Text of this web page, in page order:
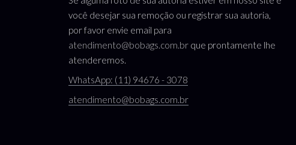
você desejar sua remoção ou registrar sua autoria,
por favor envie email para
atendimento@bobags.com.br que prontamente lhe
atenderemos.
WhatsApp: (11) 94676 - 3078
atendimento@bobags.com.br